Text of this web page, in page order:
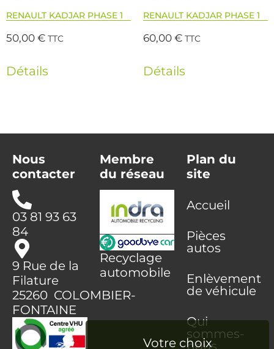
RENAULT KADJAR PHASE 1
50,00€ TTC
Détails
RENAULT KADJAR PHASE 1
60,00€ TTC
Détails
Nous
contacter
03 81 93 63
84
9 Rue de la
Filature
25260 COLOMBIER-
FONTAINE
Membre
du réseau
Recyclage
automobile
Plan du
site
Accueil
Pièces
autos
Enlèvement
de véhicule
Qui
sommes-
nous